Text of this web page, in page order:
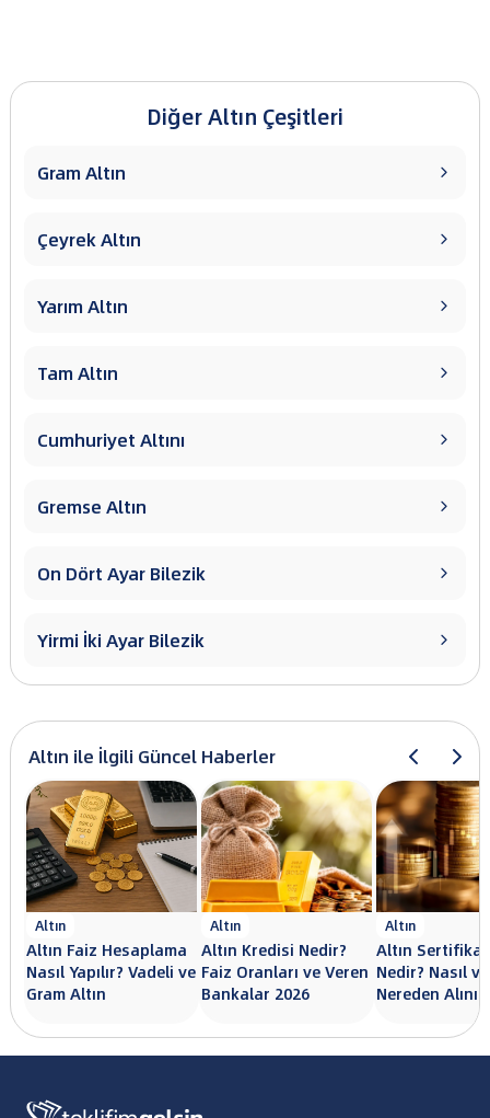
Diğer Altın Çeşitleri
Gram Altın 
Çeyrek Altın 
Yarım Altın 
Tam Altın 
Cumhuriyet Altını 
Gremse Altın 
On Dört Ayar Bilezik 
Yirmi İki Ayar Bilezik 
Altın ile İlgili Güncel Haberler
Altın
Altın Faiz Hesaplama
Nasıl Yapılır? Vadeli ve
Gram Altın
Altın
Altın Kredisi Nedir?
Faiz Oranları ve Veren
Bankalar 2026
Altın
Altın
Nedir? Nasıl ve
Nereden